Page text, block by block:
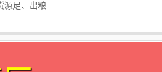
源足、出粮